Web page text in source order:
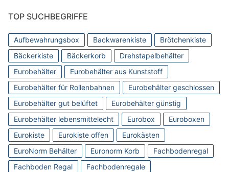
TOP SUCHBEGRIFFE
Aufbewahrungsbox Backwarenkiste
Brötchenkiste
Bäckerkiste
Bäckerkorb
Drehstapelbehälter
Eurobehälter
Eurobehälter aus Kunststoff
Eurobehälter für Rollenbahnen
Eurobehälter geschlossen
Eurobehälter gut belüftet
Eurobehälter günstig
Eurobehälter lebensmittelecht
Eurobox
Euroboxen
Eurokiste
Eurokiste offen
Eurokästen
EuroNorm Behälter
Euronorm Korb
Fachbodenregal
Fachboden Regal
Fachbodenregale